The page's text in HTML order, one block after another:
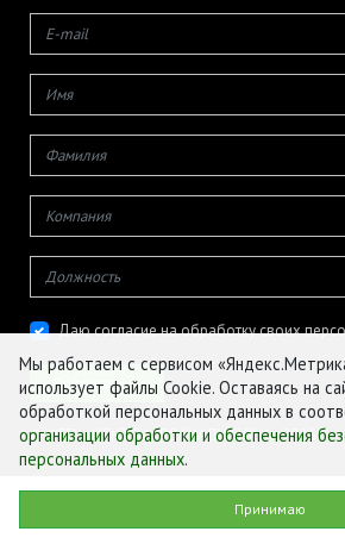
Даю согласие на обработку своих
© ФГБУ «ЦЕНТР АГРОАНАЛИТИКИ», 2026
Мы работаем с сервисом
использует файлы Cookie. Оставаясь на
обработкой персональных данных в
организации обработки и обеспечения
персональных данных.
Принимаю